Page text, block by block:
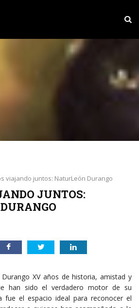
viajando juntos: NaturLeón Durango
JUNTOS:
XV años de historia, amistad y
han sido el verdadero motor de su
fue el espacio ideal para reconocer el